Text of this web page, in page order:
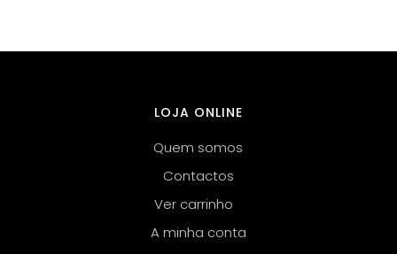
LOJA ONLINE
Quem somos
Contactos
Ver carrinho
A minha conta